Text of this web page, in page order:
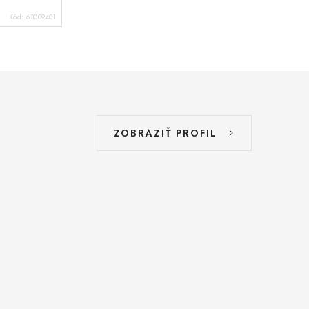
Kód:63009401
ZOBRAZIŤ PROFIL